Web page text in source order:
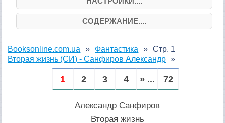
СОДЕРЖАНИЕ....
Booksonline.com.ua
Фантастика
Вторая жизнь (СИ) - Санфиров Александр
Стр. 1
1 2 3 4 » ... 72
Александр Санфиров
Вторая жизнь